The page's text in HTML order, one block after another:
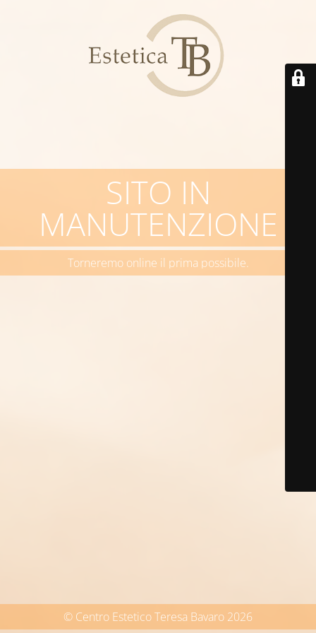
SITO IN
MANUTENZIONE
Torneremo online il prima possibile.
© Centro Estetico Teresa Bavaro 2026